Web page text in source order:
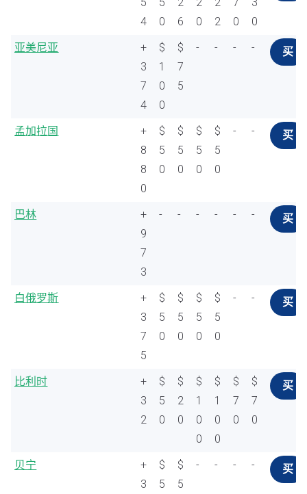
4
0
6
0
2
0
0
亚美尼亚
+
3
7
4
$
1
0
0
$
7
5
- - - - 买
孟加拉国
+
8
8
0
$
5
0
$
5
0
$
5
0
$
5
0
- - 买
巴林
+
9
7
3
- - - - - - 买
白俄罗斯
+
3
7
5
$
5
0
$
5
0
$
5
0
$
5
0
- - 买
比利时
+
3
2
$
5
0
$
2
0
$
1
0
0
$
1
0
0
$
7
0
$
7
0
买
贝宁
+
3
$
5
$
5
- - - - 买